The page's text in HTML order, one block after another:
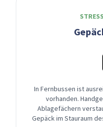
In Fernbussen ist
vorhanden.
Ablagefächern
Gepäck im Stauraum